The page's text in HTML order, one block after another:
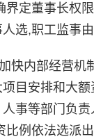
界定董事长权
选,职工监事
内部经营机制
目安排和大
事等部门负
比例依法选派